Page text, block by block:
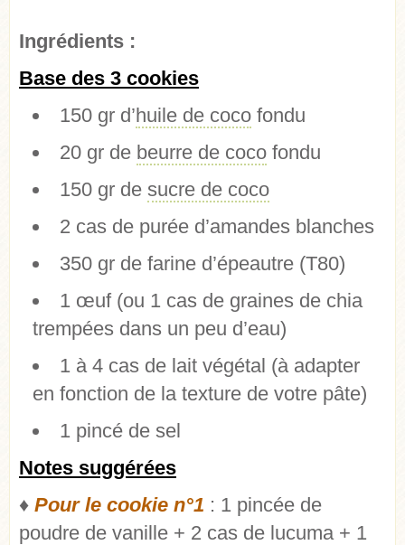
Ingrédients :
Base des 3 cookies
150 gr d’huile de coco fondu
20 gr de beurre de coco fondu
150 gr desucre de coco
2 cas de purée d’amandes blanches
350 gr de farine d’épeautre (T80)
1 œuf (ou 1 cas de graines de chia
trempées dans un peu d’eau)
1 à 4 cas de lait végétal (à adapter
en fonction de la texture de votre pâte)
1 pincé de sel
Notes suggérées
♦ Pour le cookie n°1 : 1 pincée de
poudre de vanille + 2 cas de lucuma + 1